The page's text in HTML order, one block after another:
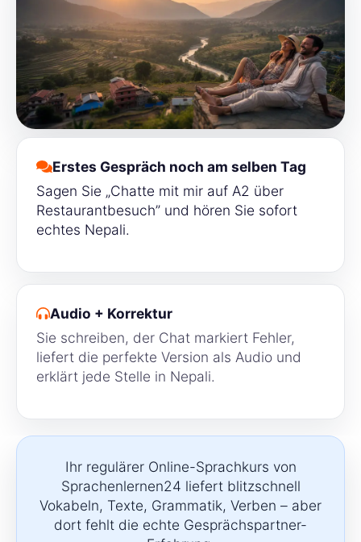
Erstes Gespräch noch am selben Tag
Sagen Sie „Chatte mit mir auf A2 über
Restaurantbesuch” und hören Sie sofort
echtes Nepali.
Audio + Korrektur
Sie schreiben, der Chat markiert Fehler,
liefert die perfekte Version als Audio und
erklärt jede Stelle in Nepali.
Ihr regulärer Online-Sprachkurs von
Sprachenlernen24 liefert blitzschnell
Vokabeln, Texte, Grammatik, Verben – aber
dort fehlt die echte Gesprächspartner-